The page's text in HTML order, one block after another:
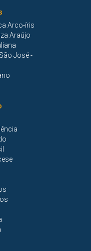
Arco-íris
Araújo
José -